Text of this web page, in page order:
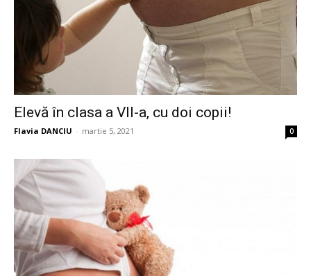
Elevă în clasa a VII-a, cu doi copii!
Flavia DANCIU - martie 5, 2021 0